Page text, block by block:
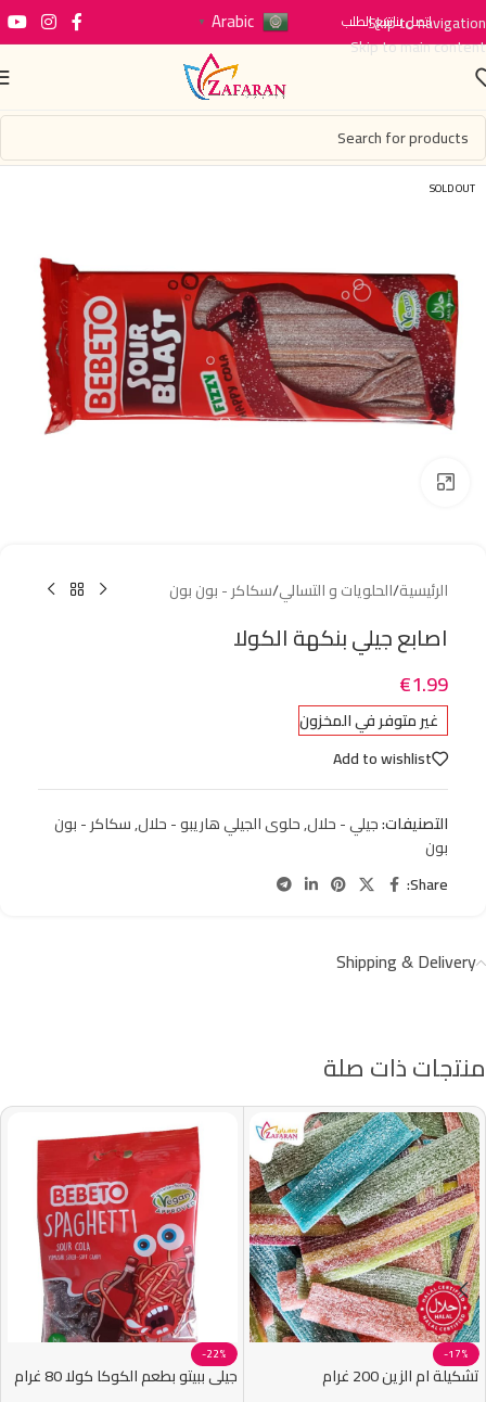
Skip to navigation
Skip to main content
اتصل بناتتبع الطلب Arabic
▼
SOLD OUT
الرئيسية/الحلويات و التسالي/سكاكر - بون بون
اصابع جيلي بنكهة الكولا
€1.99
غير متوفر في المخزون
Add to wishlist
التصنيفات:جيلي - حلال,حلوى الجيلي هاريبو - حلال,سكاكر - بون
بون
Share:
Shipping & Delivery
منتجات ذات صلة
-17%
تشكيلة ام الزين 200 غرام
-22%
جيلي ببيتو بطعم الكوكا كولا 80 غرام